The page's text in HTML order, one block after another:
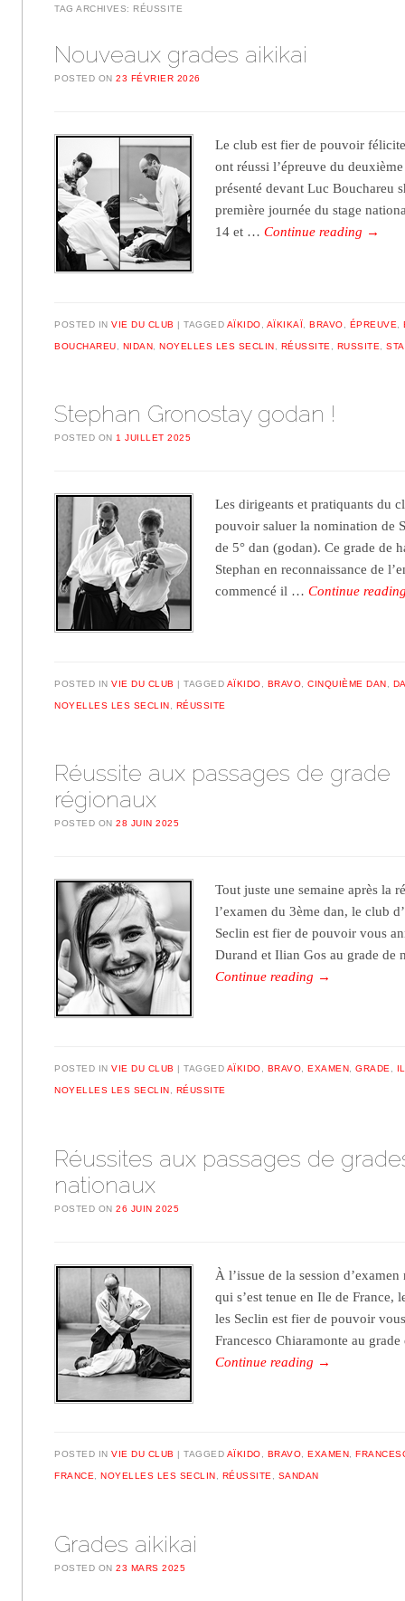
TAG ARCHIVES: RÉUSSITE
Nouveaux grades aikikai
POSTED ON23 FÉVRIER 2026
Le club est fier de pouvoir
ont réussi l’épreuve du
présenté devant Luc Bouchareu
première journée du stage
14 et …Continue reading →
POSTED INVIE DU CLUB TAGGED AÏKIDO AÏKIKAÏ ,BRAVO ÉPREUVE ,
BOUCHAREU NIDAN ,NOYELLES LES SECLIN RÉUSSITE RUSSITE ,
Stephan Gronostay godan !
POSTED ON 1 JUILLET 2025
Les dirigeants et pratiquants du
pouvoir saluer la nomination de
de 5° dan (godan). Ce grade de
Stephan en reconnaissance de
commencé il …Continue
POSTED INVIE DU CLUB TAGGED AÏKIDO BRAVO ,CINQUIÈME DAN
NOYELLES LES SECLIN RÉUSSITE
Réussite aux passages de grade
régionaux
POSTED ON28 JUIN 2025
Tout juste une semaine après la
l’examen du 3ème dan, le club
Seclin est fier de pouvoir vous
Durand et Ilian Gos au grade
Continue reading →
POSTED INVIE DU CLUB TAGGED AÏKIDO, BRAVO, EXAMEN,GRADE,
NOYELLES LES SECLIN , RÉUSSITE
Réussites aux passages de
nationaux
POSTED ON26 JUIN 2025
À l’issue de la session
qui s’est tenue en Ile de France,
les Seclin est fier de pouvoir
Francesco Chiaramonte au
Continue reading →
POSTED INVIE DU CLUB TAGGED AÏKIDO, BRAVO,EXAMEN,
FRANCE,NOYELLES LES SECLIN, RÉUSSITE, SANDAN
Grades aikikai
POSTED ON23 MARS 2025